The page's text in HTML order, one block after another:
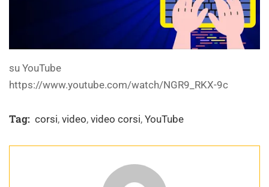
su YouTube
https://www.youtube.com/watch/NGR9_RKX-9c
Tag: corsi, video, video corsi, YouTube